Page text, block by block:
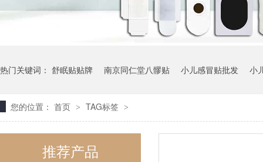
热门关键词： 舒眠贴贴牌 南京同仁堂八髎贴 小儿感冒贴批发 小
您的位置： 首页 > TAG标签 >
推荐产品